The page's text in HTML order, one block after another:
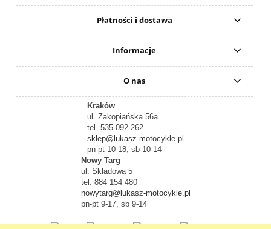
Płatności i dostawa
Informacje
O nas
Kraków
ul. Zakopiańska 56a
tel. 535 092 262
sklep@lukasz-motocykle.pl
pn-pt 10-18, sb 10-14
Nowy Targ
ul. Składowa 5
tel. 884 154 480
nowytarg@lukasz-motocykle.pl
pn-pt 9-17, sb 9-14